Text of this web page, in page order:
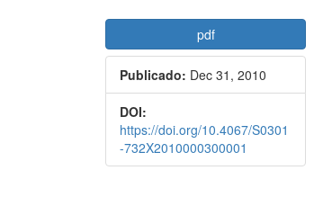
Barra
lateral
del
artículo
pdf
Publicado: Dec 31, 2010
DOI:
https://doi.org/10.4067/S0301
-732X2010000300001